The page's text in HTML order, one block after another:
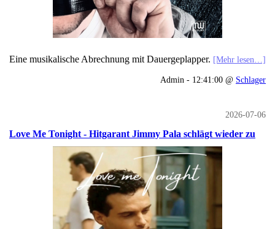
Eine musikalische Abrechnung mit Dauergeplapper. [Mehr lesen…]
Admin - 12:41:00 @ Schlager
2026-07-06
Love Me Tonight - Hitgarant Jimmy Pala schlägt wieder zu